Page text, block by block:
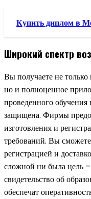
Купить диплом в
Широкий спектр
Вы получаете не
но и полноценное
проведенного
защищена. Фирмы
изготовления и
требований. Вы сможете
регистрацией и
сложной ни была цель
свидетельство об
обеспечат